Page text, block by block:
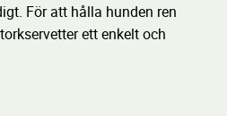
För att hålla hunden ren
ett enkelt och